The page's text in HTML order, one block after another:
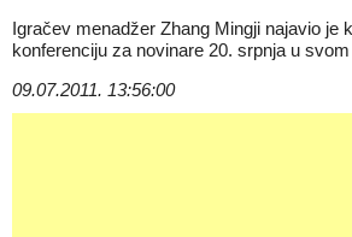
Igračev menadžer Zhang Mingji najavio je
konferenciju za novinare 20. srpnja u
09.07.2011. 13:56:00